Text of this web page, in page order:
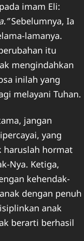
imam Eli:
Sebelumnya, Ia
lamanya.
itu
mengindahkan
inilah yang
melayani Tuhan.
jangan
yang
haruslah hormat
Nya. Ketiga,
kehendak-
dengan penuh
anak
berarti berhasil